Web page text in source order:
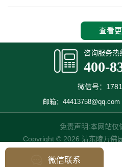
查看
咨询服务热
400-
微信号：
邮箱：44413758@qq.com
免责声明:本网站仅
Copyright © 2026 清东陵万佛
微信联系